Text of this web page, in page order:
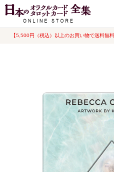
【5,500円（税込）以上のお買い物で送料無
ナ
コ
オラクルカード
ホーム オラクルカード 地球・パ
オラクル（New Edition）（2025年8